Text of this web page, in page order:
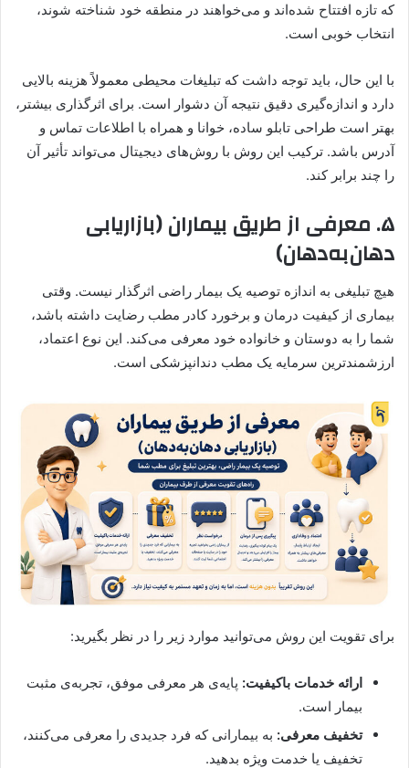
که تازه افتتاح شده‌اند و می‌خواهند در منطقه خود شناخته شوند،
انتخاب خوبی است.
با این حال، باید توجه داشت که تبلیغات محیطی معمولاً هزینه بالایی
دارد و اندازه‌گیری دقیق نتیجه آن دشوار است. برای اثرگذاری بیشتر،
بهتر است طراحی تابلو ساده، خوانا و همراه با اطلاعات تماس و
آدرس باشد. ترکیب این روش با روش‌های دیجیتال می‌تواند تأثیر آن
را چند برابر کند.
۵. معرفی از طریق بیماران (بازاریابی
دهان‌به‌دهان)
هیچ تبلیغی به اندازه توصیه یک بیمار راضی اثرگذار نیست. وقتی
بیماری از کیفیت درمان و برخورد کادر مطب رضایت داشته باشد،
شما را به دوستان و خانواده خود معرفی می‌کند. این نوع اعتماد،
ارزشمندترین سرمایه یک مطب دندانپزشکی است.
برای تقویت این روش می‌توانید موارد زیر را در نظر بگیرید:
ارائه خدمات باکیفیت: پایه‌ی هر معرفی موفق، تجربه‌ی مثبت
بیمار است.
تخفیف معرفی: به بیمارانی که فرد جدیدی را معرفی می‌کنند،
تخفیف یا خدمت ویژه بدهید.